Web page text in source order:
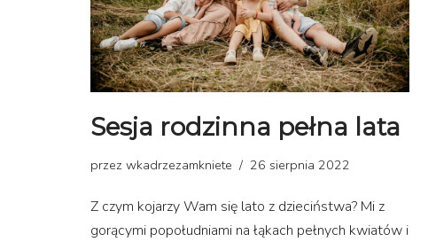
Sesja rodzinna pełna lata
przez wkadrzezamkniete 26 sierpnia 2022
Z czym kojarzy Wam się lato z dzieciństwa? Mi z
gorącymi popołudniami na łąkach pełnych kwiatów i